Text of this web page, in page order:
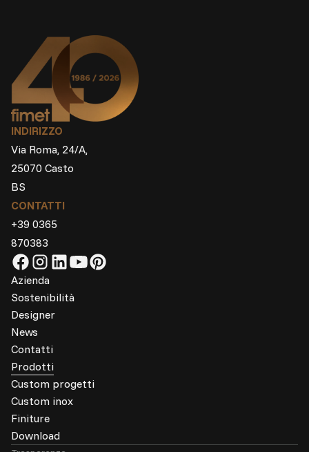
INDIRIZZO
Via Roma, 24/A,
25070 Casto
BS
CONTATTI
+39 0365
870383
Azienda
Sostenibilità
Designer
News
Contatti
Prodotti
Custom progetti
Custom inox
Finiture
Download